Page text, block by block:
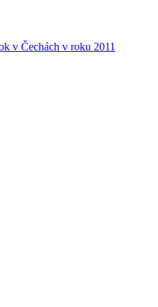
v Čechách v roku 2011